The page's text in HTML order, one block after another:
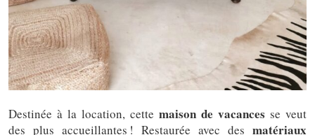
Destinée à la location, cette maison de vacances se veut
des plus accueillantes ! Restaurée avec des matériaux